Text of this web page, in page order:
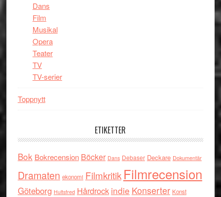
Dans
Film
Musikal
Opera
Teater
TV
TV-serier
Toppnytt
ETIKETTER
Bok Bokrecension Böcker Dans Debaser Deckare Dokumentär
Dramaten ekonomi Filmkritik Filmrecension
Göteborg Hultsfred Hårdrock indie Konserter Konst